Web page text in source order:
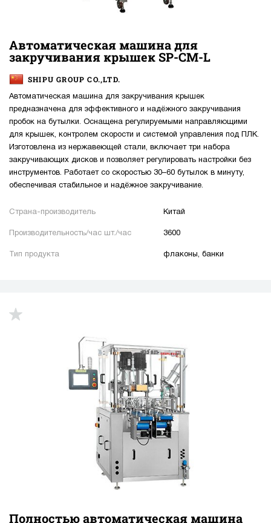
Автоматическая машина для
закручивания крышек SP-CM-L
SHIPU GROUP CO.,LTD.
Автоматическая машина для закручивания крышек
предназначена для эффективного и надёжного закручивания
пробок на бутылки. Оснащена регулируемыми направляющими
для крышек, контролем скорости и системой управления под ПЛК.
Изготовлена из нержавеющей стали, включает три набора
закручивающих дисков и позволяет регулировать настройки без
инструментов. Работает со скоростью 30–60 бутылок в минуту,
обеспечивая стабильное и надёжное закручивание.
Страна-производитель Китай
Производительность/час шт./час 3600
Тип продукта флаконы, банки
Полностью автоматическая машина